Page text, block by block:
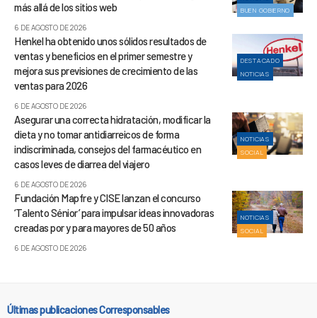
BUEN GOBIERNO
más allá de los sitios web
6 DE AGOSTO DE 2026
DESTACADO
NOTICIAS
Henkel ha obtenido unos sólidos resultados de
ventas y beneficios en el primer semestre y
mejora sus previsiones de crecimiento de las
ventas para 2026
6 DE AGOSTO DE 2026
NOTICIAS
SOCIAL
Asegurar una correcta hidratación, modificar la
dieta y no tomar antidiarreicos de forma
indiscriminada, consejos del farmacéutico en
casos leves de diarrea del viajero
6 DE AGOSTO DE 2026
NOTICIAS
SOCIAL
Fundación Mapfre y CISE lanzan el concurso
‘Talento Sénior’ para impulsar ideas innovadoras
creadas por y para mayores de 50 años
6 DE AGOSTO DE 2026
Últimas publicaciones Corresponsables